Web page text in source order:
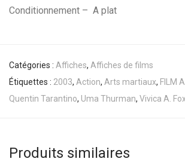
Conditionnement – A plat
Catégories : Affiches, Affiches de films
Étiquettes : 2003, Action, Arts martiaux, FILM
Quentin Tarantino, Uma Thurman, Vivica A. Fox
Produits similaires